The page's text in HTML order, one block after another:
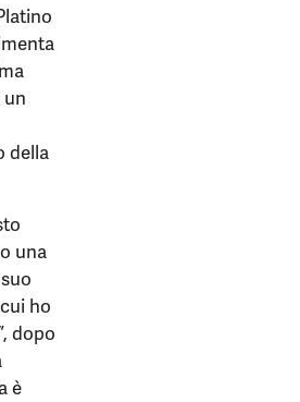
della
una
ho
dopo
è